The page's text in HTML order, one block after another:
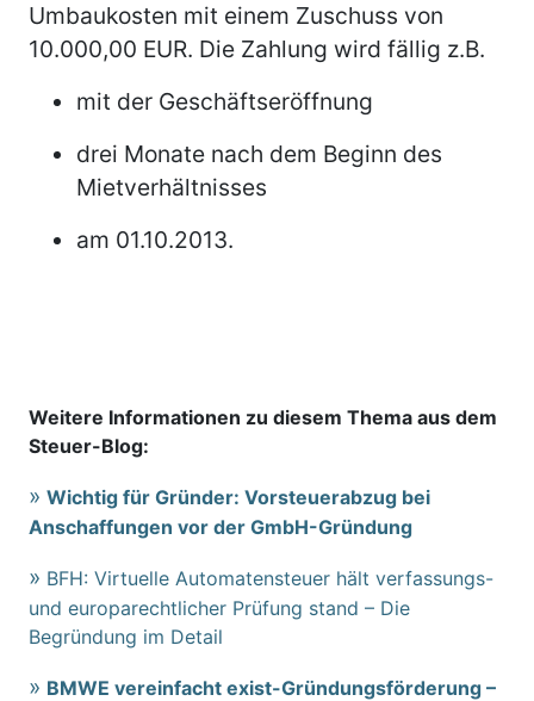
Umbaukosten mit einem Zuschuss von
10.000,00 EUR. Die Zahlung wird fällig z.B.
mit der Geschäftseröffnung
drei Monate nach dem Beginn des
Mietverhältnisses
am 01.10.2013.
Weitere Informationen zu diesem Thema aus dem
Steuer-Blog:
Wichtig für Gründer: Vorsteuerabzug bei
Anschaffungen vor der GmbH-Gründung
BFH: Virtuelle Automatensteuer hält verfassungs-
und europarechtlicher Prüfung stand – Die
Begründung im Detail
BMWE vereinfacht exist-Gründungsförderung –